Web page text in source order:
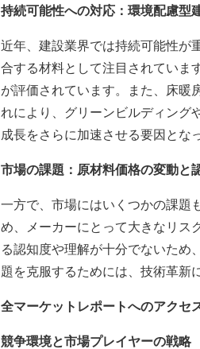
持続可能性への対応：環境配慮型
近年、建設業界では持続可能性が
合する材料として注目されていま
が評価されています。また、床暖
れにより、グリーンビルディング
成長をさらに加速させる要因とな
市場の課題：原材料価格の変動と
一方で、市場にはいくつかの課題
め、メーカーにとって大きなリス
る認知度や理解が十分でないため
題を克服するためには、技術革新
全マーケットレポートへのアクセ
競争環境と市場プレイヤーの戦略